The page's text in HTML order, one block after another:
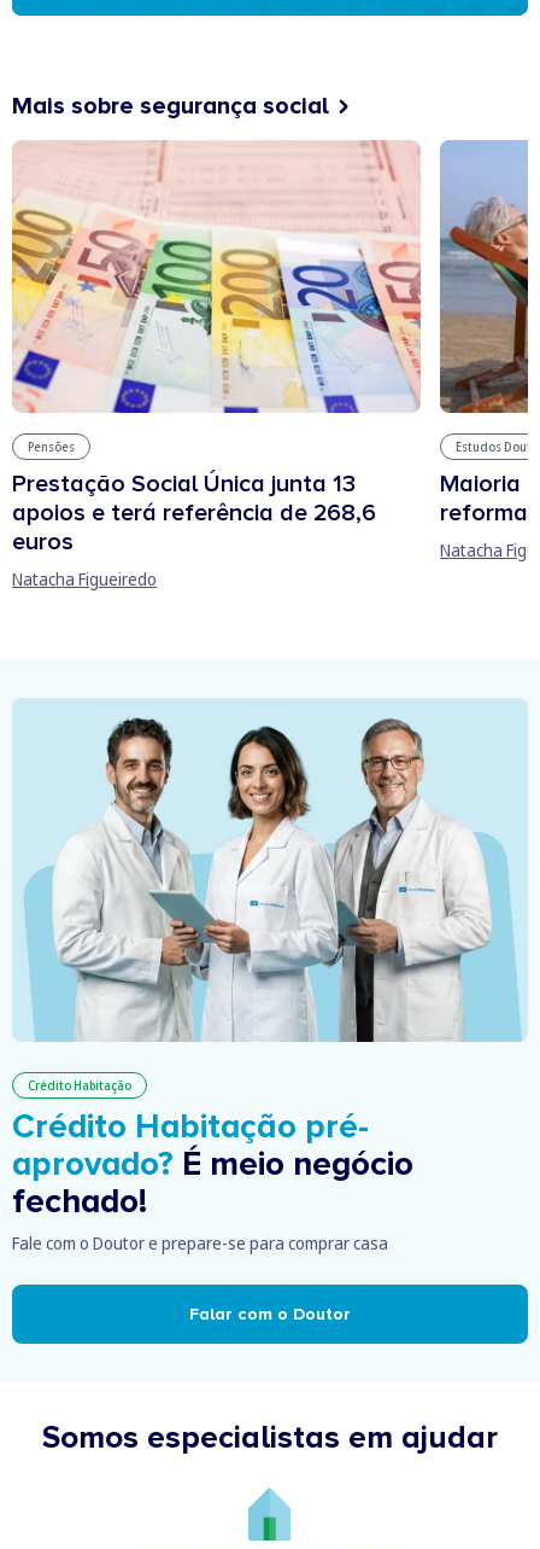
Mais sobre segurança social
Pensões
Prestação Social Única junta 13
apoios e terá referência de 268,6
euros
Natacha Figueiredo
Estudos
Maioria
reforma
Natacha
Crédito Habitação
Crédito Habitação pré-
aprovado? É meio negócio
fechado!
Fale com o Doutor e prepare-se para comprar casa
Falar com o Doutor
Somos especialistas em ajudar